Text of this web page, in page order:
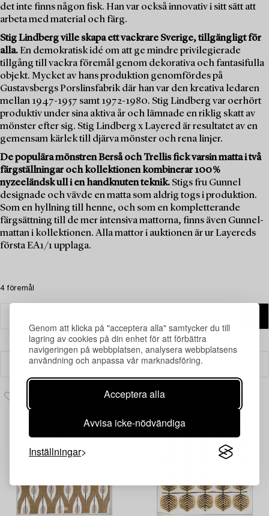
Genom att klicka på "acceptera alla" samtycker du till
lagring av cookies på din enhet för att förbättra
navigeringen på webbplatsen, analysera webbplatsens
användning och anpassa vår marknadsföring.
Acceptera alla
Avvisa icke-nödvändiga
Inställningar
det inte finns någon fisk. Han var också innovativ i sitt sätt att
arbeta med material och färg.
Stig Lindberg ville skapa ett vackrare Sverige, tillgängligt för
alla.En demokratisk idé om att ge mindre privilegierade
tillgång till vackra föremål genom dekorativa och fantasifulla
objekt. Mycket av hans produktion genomfördes på
Gustavsbergs Porslinsfabrik där han var den kreativa ledaren
mellan 1947-1957 samt 1972-1980. Stig Lindberg var oerhört
produktiv under sina aktiva år och lämnade en riklig skatt av
mönster efter sig. Stig Lindberg x Layered är resultatet av en
gemensam kärlek till djärva mönster och rena linjer.
De populära mönstren Berså och Trellis fick varsin matta i två
färgställningar och kollektionen kombinerar 100 %
nyzeeländsk ull i en handknuten teknik. Stigs fru Gunnel
designade och vävde en matta som aldrig togs i produktion.
Som en hyllning till henne, och som en kompletterande
färgsättning till de mer intensiva mattorna, finns även Gunnel-
mattan i kollektionen. Alla mattor i auktionen är ur Layereds
första EA1/1 upplaga.
4 föremål
Filter